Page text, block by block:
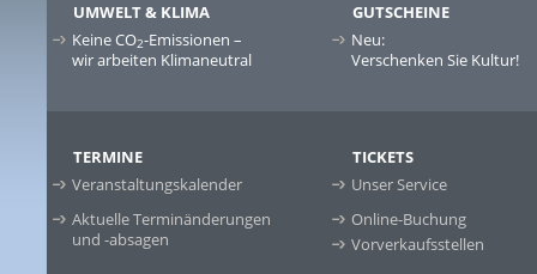
UMWELT & KLIMA
Keine CO2-Emissionen –
wir arbeiten Klimaneutral
GUTSCHEINE
Neu:
Verschenken Sie Kultur!
TERMINE
Veranstaltungskalender
Aktuelle Terminänderungen
und -absagen
TICKETS
Unser Service
Online-Buchung
Vorverkaufsstellen